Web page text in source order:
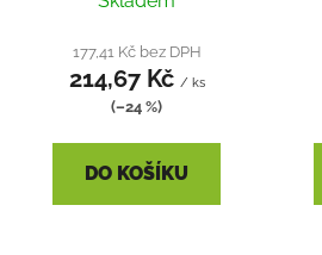
177,41 Kč bez DPH
214,67 Kč / ks
(–24 %)
DO KOŠÍKU